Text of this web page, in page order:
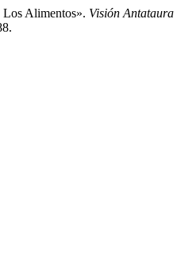
Los Alimentos». Visión Antataura